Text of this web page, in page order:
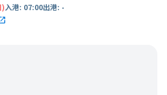
)入港: 07:00出港: -